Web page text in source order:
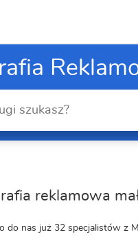
reklamowa
do nas już 32 specjalistów z